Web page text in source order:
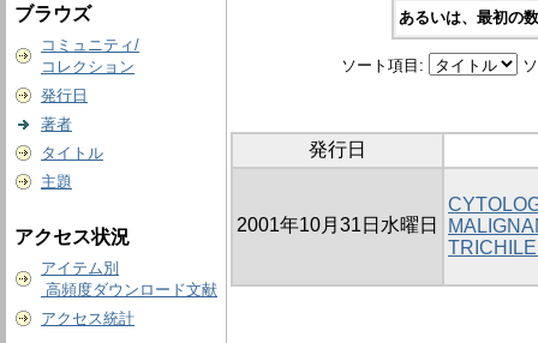
ブラウズ
コミュニティ/
コレクション
発行日
著者
タイトル
主題
アクセス状況
アイテム別
高頻度ダウンロード文献
アクセス統計
あるいは、最初の
ソート項目:
発行日
2001年10月31日水曜日